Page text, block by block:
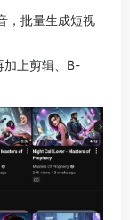
，批量生成短视
加上剪辑、B-